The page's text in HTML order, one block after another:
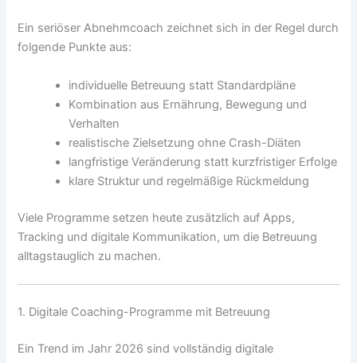
Ein seriöser Abnehmcoach zeichnet sich in der Regel durch
folgende Punkte aus:
individuelle Betreuung statt Standardpläne
Kombination aus Ernährung, Bewegung und
Verhalten
realistische Zielsetzung ohne Crash-Diäten
langfristige Veränderung statt kurzfristiger Erfolge
klare Struktur und regelmäßige Rückmeldung
Viele Programme setzen heute zusätzlich auf Apps,
Tracking und digitale Kommunikation, um die Betreuung
alltagstauglich zu machen.
1. Digitale Coaching-Programme mit Betreuung
Ein Trend im Jahr 2026 sind vollständig digitale